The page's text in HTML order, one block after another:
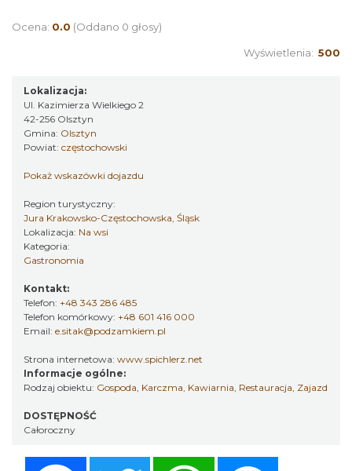
Ocena: 0.0 (Oddano 0 głosy)
Wyświetlenia: 500
Lokalizacja:
Ul. Kazimierza Wielkiego 2
42-256 Olsztyn
Gmina: Olsztyn
Powiat: częstochowski
Pokaż wskazówki dojazdu
Region turystyczny:
Jura Krakowsko-Częstochowska, Śląsk
Lokalizacja: Na wsi
Kategoria:
Gastronomia
Kontakt:
Telefon: +48 343 286 485
Telefon komórkowy: +48 601 416 000
Email: e.sitak@podzamkiem.pl
Strona internetowa: www.spichlerz.net
Informacje ogólne:
Rodzaj obiektu: Gospoda Karczma Kawiarnia Restauracja Zajazd
DOSTĘPNOŚĆ
Całoroczny
Twitter